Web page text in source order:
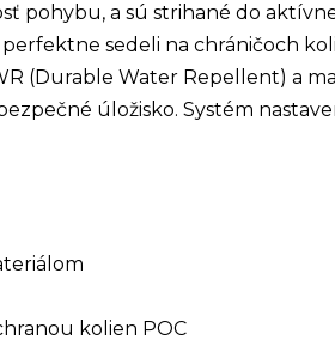
pohybu, a sú strihané do
sedeli na chráničoch
(Durable Water Repellent) a
úložisko. Systém
kolien POC